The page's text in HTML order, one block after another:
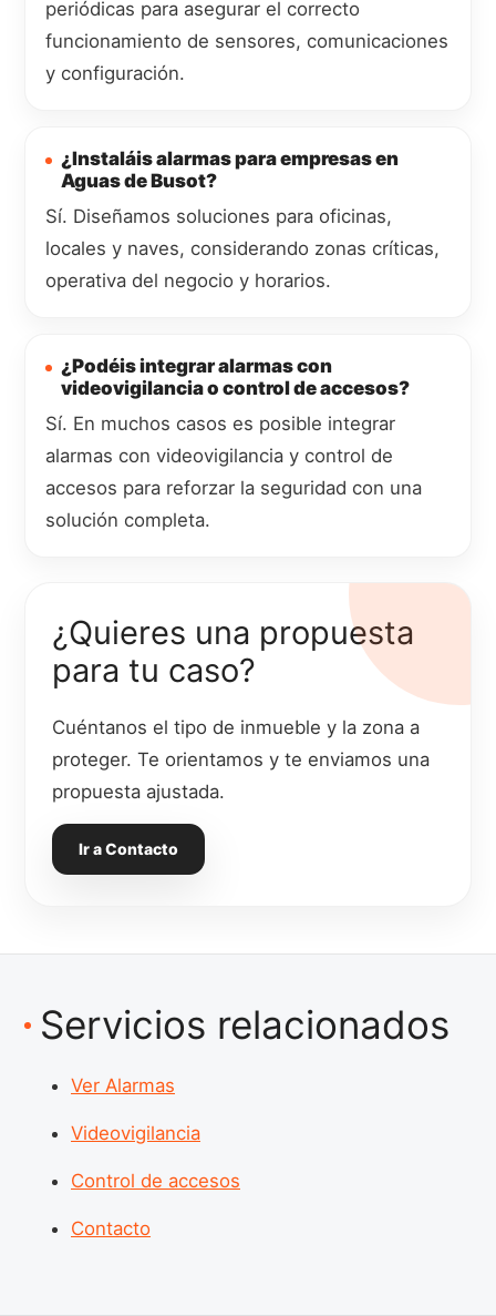
periódicas para asegurar el correcto
funcionamiento de sensores, comunicaciones
y configuración.
¿Instaláis alarmas para empresas en
Aguas de Busot?
Sí. Diseñamos soluciones para oficinas,
locales y naves, considerando zonas críticas,
operativa del negocio y horarios.
¿Podéis integrar alarmas con
videovigilancia o control de accesos?
Sí. En muchos casos es posible integrar
alarmas con videovigilancia y control de
accesos para reforzar la seguridad con una
solución completa.
¿Quieres una propuesta
para tu caso?
Cuéntanos el tipo de inmueble y la zona a
proteger. Te orientamos y te enviamos una
propuesta ajustada.
Ir a Contacto
Servicios relacionados
Ver Alarmas
Videovigilancia
Control de accesos
Contacto